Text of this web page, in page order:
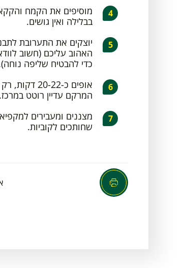
מוסיפים את הקמח
בבלילה ואין גושים.
יוצקים את התערובת
האהוב עליכם (חשוב
כדי להבטיח שליפה
אופים כ-
המרקם עדיין רוטט במרכז.
מצננים ומעבירים
שחותכים לקוביות.